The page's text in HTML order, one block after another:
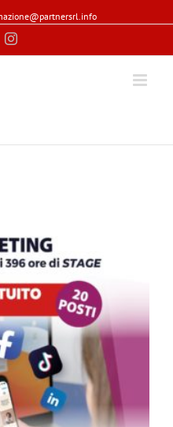
Instagram